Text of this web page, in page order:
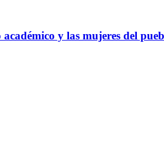
y las mujeres del